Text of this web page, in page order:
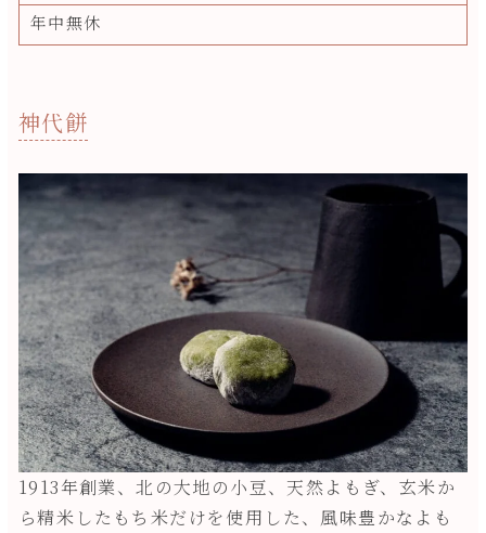
年中無休
神代餅
1913年創業、北の大地の小豆、天然よもぎ、玄米か
ら精米したもち米だけを使用した、風味豊かなよも